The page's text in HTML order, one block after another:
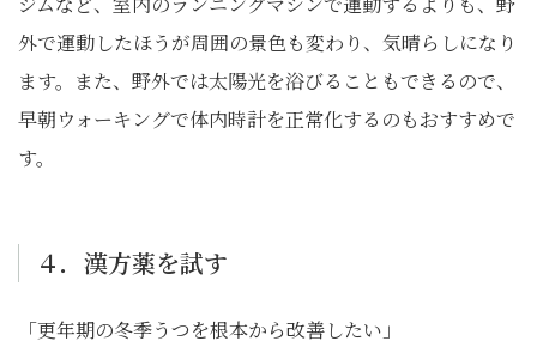
外で運動したほうが周囲の景色も変わり、気晴らしになり
ます。また、野外では太陽光を浴びることもできるので、
早朝ウォーキングで体内時計を正常化するのもおすすめで
す。
４．漢方薬を試す
「更年期の冬季うつを根本から改善したい」